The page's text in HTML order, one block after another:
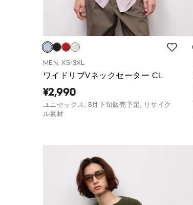
MEN, XS-3XL
ワイドリブVネックセーター CL
¥2,990
ユニセックス, 8月下旬販売予定, リサイク
ル素材